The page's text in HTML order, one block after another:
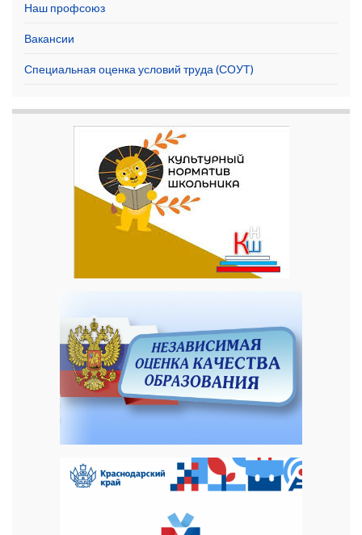
Наш профсоюз
Вакансии
Специальная оценка условий труда (СОУТ)